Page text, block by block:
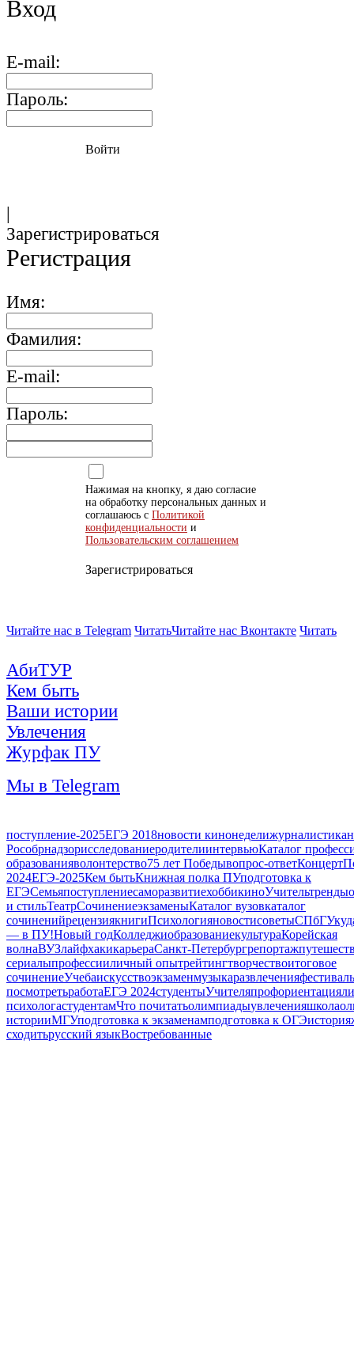
Вход
E-mail:
Пароль:
Войти
|
Зарегистрироваться
Регистрация
Имя:
Фамилия:
E-mail:
Пароль:
Нажимая на кнопку, я даю согласие
на обработку персональных данных и
соглашаюсь с Политикой
конфиденциальности и
Пользовательским соглашением
Зарегистрироваться
Читайте нас в Telegram ЧитатьЧитайте нас Вконтакте Читать
АбиТУР
Кем быть
Ваши истории
Увлечения
Журфак ПУ
Мы в Telegram
поступление-2025ЕГЭ 2018новости кинонеделижурналистика
РособрнадзорисследованиеродителиинтервьюКаталог
образованияволонтерство75 лет Победывопрос-ответКонцерт
2024ЕГЭ-2025Кем бытьКнижная полка ПУподготовка к
ЕГЭСемьяпоступлениесаморазвитиехоббикиноУчительтренды
и стильТеатрСочинениеэкзаменыКаталог вузовкаталог
сочиненийрецензиякнигиПсихологияновостисоветыСПбГУ
— в ПУ!Новый годКолледжиобразованиекультураКорейская
волнаВУЗлайфхакикарьераСанкт-Петербургрепортаж
сериалыпрофессииличный опытрейтингтворчествоитоговое
сочинениеУчебаискусствоэкзаменмузыкаразвлеченияфестиваль
посмотретьработаЕГЭ 2024студентыУчителяпрофориентация
психологастудентамЧто почитатьолимпиадыувлеченияшкола
историиМГУподготовка к экзаменамподготовка к ОГЭистория
сходитьрусский языкВостребованные